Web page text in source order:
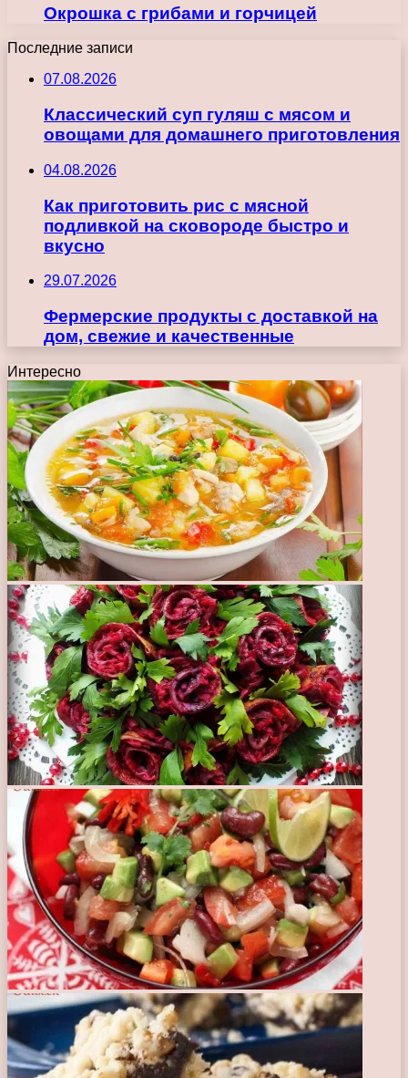
Окрошка с грибами и горчицей
Последние записи
07.08.2026
Классический суп гуляш с мясом и
овощами для домашнего приготовления
04.08.2026
Как приготовить рис с мясной
подливкой на сковороде быстро и
вкусно
29.07.2026
Фермерские продукты с доставкой на
дом, свежие и качественные
Интересно